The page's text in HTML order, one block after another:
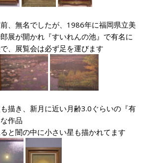
、無名でしたが、1986年に福岡県立美
展が開かれ『すいれんの池』で有名に
、展覧会は必ず足を運びます
描き、新月に近い月齢3.0ぐらいの『有
作品
と闇の中に小さい星も描かれてます